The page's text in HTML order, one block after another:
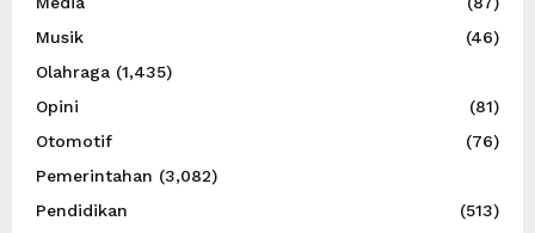
Musik
(46)
Olahraga (1,435)
Opini
(81)
Otomotif
(76)
Pemerintahan (3,082)
Pendidikan
(513)